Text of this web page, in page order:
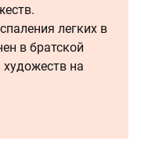
легких в
в братской
на